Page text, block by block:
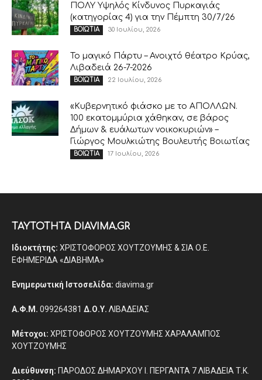
ΠΟΛΥ Υψηλός Κίνδυνος Πυρκαγιάς
(κατηγορίας 4) για την Πέμπτη 30/7/26
ΒΟΙΩΤΙΑ 30 Ιουλίου, 2026
Το μαγικό Πάρτυ – Ανοιχτό θέατρο Κρύας,
Λιβαδειά 26-7-2026
ΒΟΙΩΤΙΑ 22 Ιουλίου, 2026
«Κυβερνητικό φιάσκο με το ΑΠΟΛΛΩΝ.
100 εκατομμύρια χάθηκαν, σε βάρος
Δήμων & ευάλωτων νοικοκυριών» –
Γιώργος Μουλκιώτης Βουλευτής Βοιωτίας
ΒΟΙΩΤΙΑ 17 Ιουλίου, 2026
ΤΑΥΤΟΤΗΤΑ DIAVIMA.GR
Ιδιοκτήτης: ΧΡΙΣΤΟΦΟΡΟΣ ΧΟΥΤΖΟΥΜΗΣ & ΣΙΑ Ο.Ε.
ΕΦΗΜΕΡΙΔΑ «ΔΙΑΒΗΜΑ»
Ενημερωτική Ιστοσελίδα: diavima.gr
Α.Φ.Μ. 099264381 Δ.Ο.Υ. ΛΙΒΑΔΕΙΑΣ
Μέτοχοι: ΧΡΙΣΤΟΦΟΡΟΣ ΧΟΥΤΖΟΥΜΗΣ ΧΑΡΑΛΑΜΠΟΣ
ΧΟΥΤΖΟΥΜΗΣ
Διεύθυνση: ΠΑΡΟΔΟΣ ΔΗΜΑΡΧΟΥ Ι. ΠΕΡΓΑΝΤΑ 7 ΛΙΒΑΔΕΙΑ Τ.Κ.